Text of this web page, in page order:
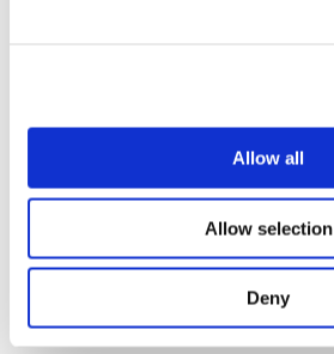
Allow all
Allow selection
Deny
Без поджанра
Применить